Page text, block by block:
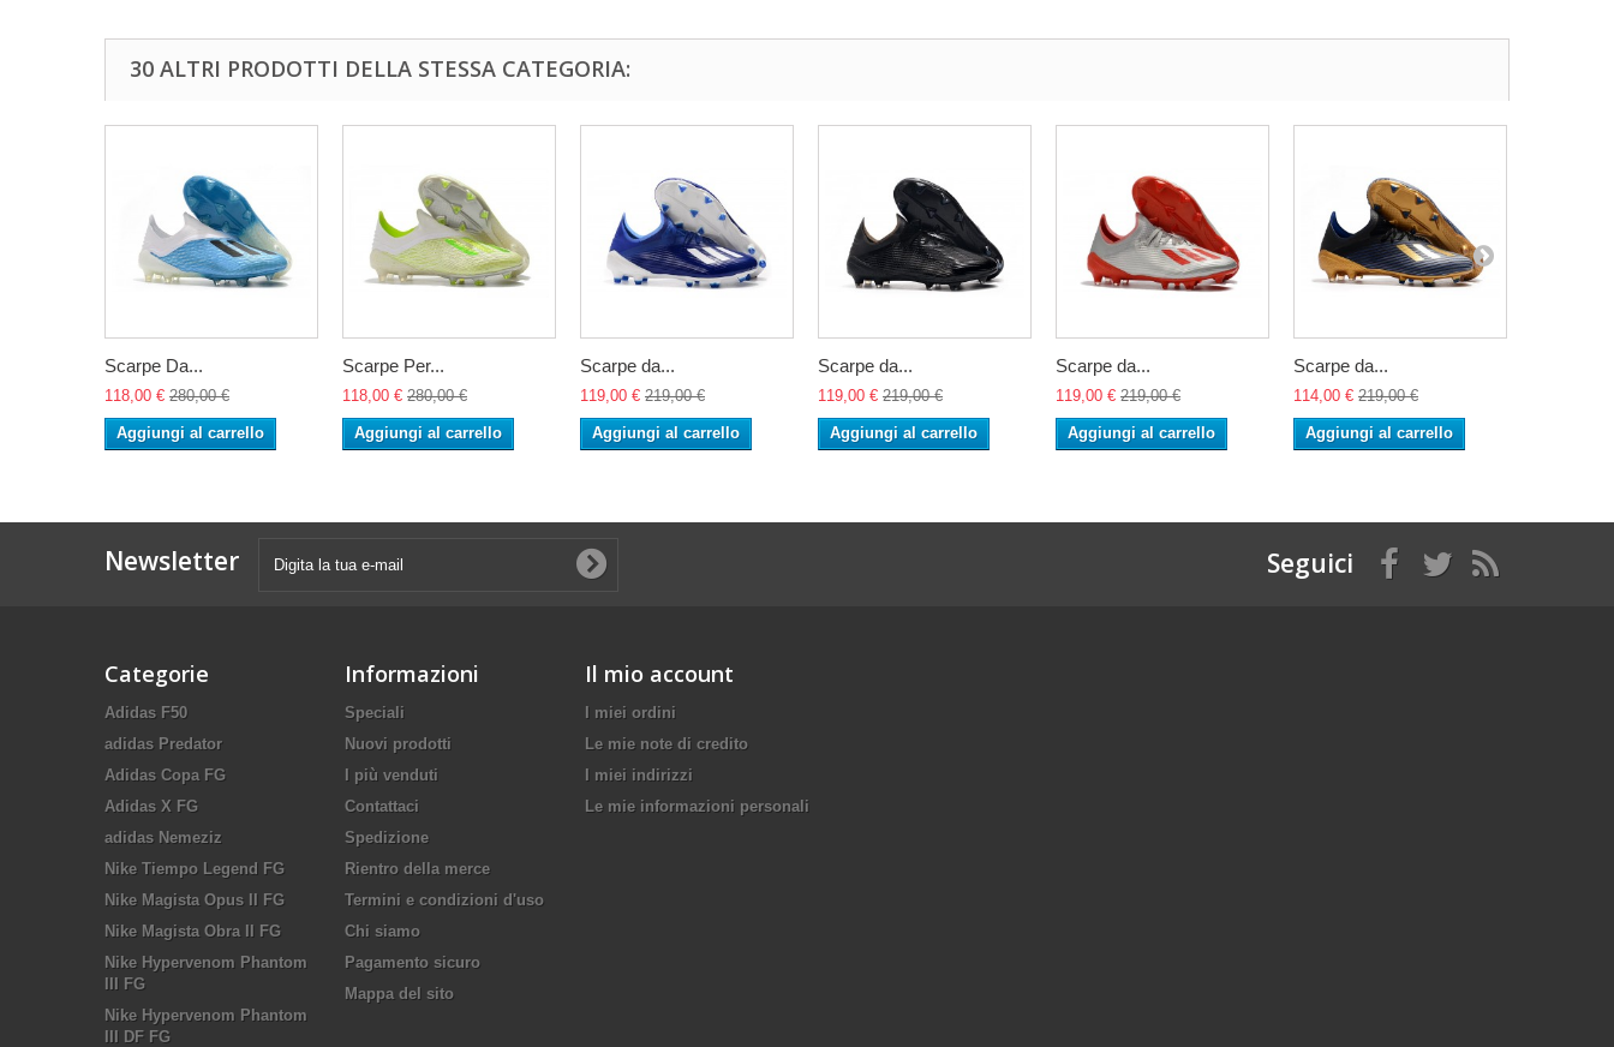
30 ALTRI PRODOTTI DELLA STESSA CATEGORIA:
Scarpe Da...
118,00 € 280,00 €
Aggiungi al carrello
Scarpe Per...
118,00 € 280,00 €
Aggiungi al carrello
Scarpe da...
119,00 € 219,00 €
Aggiungi al carrello
Scarpe da...
119,00 € 219,00 €
Aggiungi al carrello
Scarpe da...
119,00 € 219,00 €
Aggiungi al carrello
Scarpe da...
114,00 € 219,00 €
Aggiungi al carrello
Newsletter Seguici
Categorie
Adidas F50
adidas Predator
Adidas Copa FG
Adidas X FG
adidas Nemeziz
Nike Tiempo Legend FG
Nike Magista Opus II FG
Nike Magista Obra II FG
Nike Hypervenom Phantom
III FG
Nike Hypervenom Phantom
III DF FG
Informazioni
Speciali
Nuovi prodotti
I più venduti
Contattaci
Spedizione
Rientro della merce
Termini e condizioni d'uso
Chi siamo
Pagamento sicuro
Mappa del sito
Il mio account
I miei ordini
Le mie note di credito
I miei indirizzi
Le mie informazioni personali